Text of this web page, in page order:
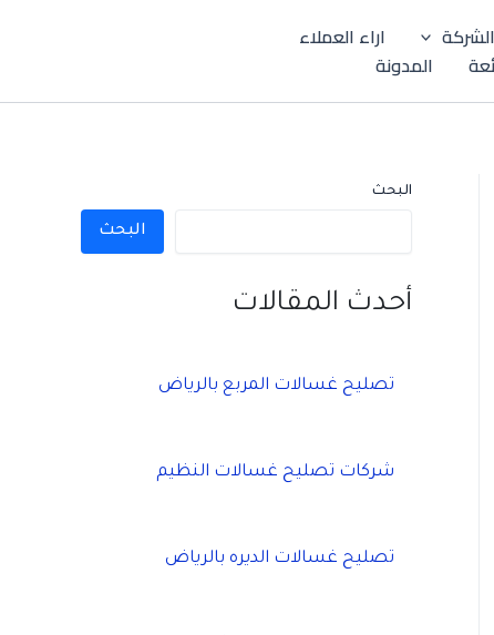
اراء العملاء
المدونة
البحث
البحث
أحدث المقالات
تصليح غسالات المربع بالرياض
شركات تصليح غسالات النظيم
تصليح غسالات الديره بالرياض